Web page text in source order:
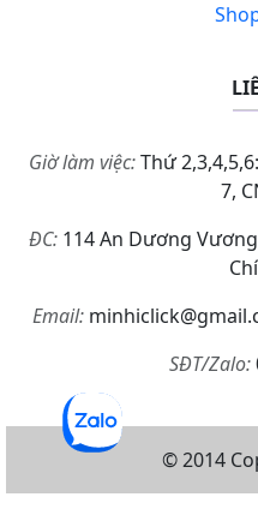
Giờ làm việc:Thứ
7,
ĐC: 114 An Dương
Email:
SĐT/Zalo:
© 2014